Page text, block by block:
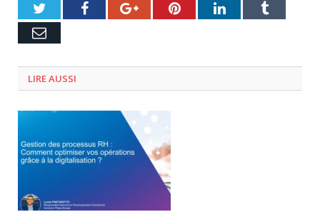
TwitterFacebookGoogle+PinterestLinkedInTumblr
Email
LIRE AUSSI
9 décembre 2024